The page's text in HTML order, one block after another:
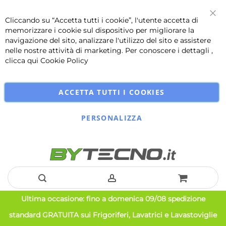
Cliccando su “Accetta tutti i cookie”, l'utente accetta di
memorizzare i cookie sul dispositivo per migliorare la
navigazione del sito, analizzare l'utilizzo del sito e assistere
nelle nostre attività di marketing. Per conoscere i dettagli ,
clicca qui Cookie Policy
ACCETTA TUTTI I COOKIES
PERSONALIZZA
Salta
al
Ultima occasione: fino a domenica 09/08 spedizione
standard GRATUITA sui Frigoriferi, Lavatrici e Lavastoviglie